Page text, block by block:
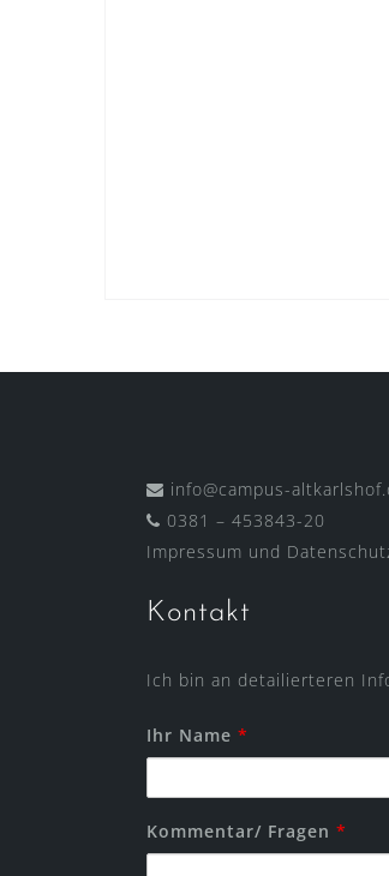
info@campus-
0381 – 453843-20
Impressum und
Kontakt
Ich bin an detailierteren
Ihr Name *
Kommentar/ Fragen *